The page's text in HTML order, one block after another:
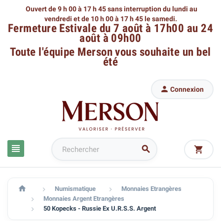
Ouvert de 9 h 00 à 17 h 45 sans interruption du lundi au
vendredi et de 10 h 00 à 17 h 45 le samedi.
Fermeture Estivale du 7 août à 17h00 au 24
août à 09h00
Toute l'équipe Mersonvous souhaite un bel
été
 
 Connexion

  Numismatique  Monnaies Etrangères
 Monnaies Argent Etrangères
 50 Kopecks - Russie Ex U.R.S.S. Argent